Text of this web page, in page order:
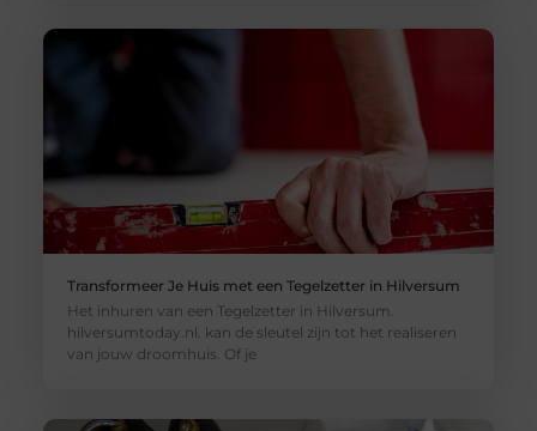
Transformeer Je Huis met een Tegelzetter in Hilversum
Het inhuren van een Tegelzetter in Hilversum.
hilversumtoday.nl. kan de sleutel zijn tot het realiseren
van jouw droomhuis. Of je